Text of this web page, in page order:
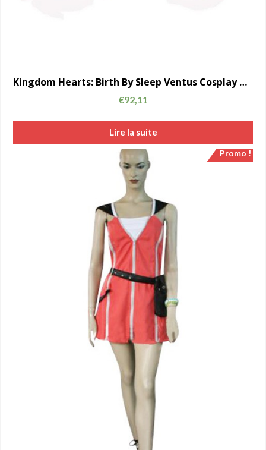
Kingdom Hearts: Birth By Sleep Ventus Cosplay Chaussures Bottes Custom-Made AC00725
€92,11
Lire la suite
Promo !